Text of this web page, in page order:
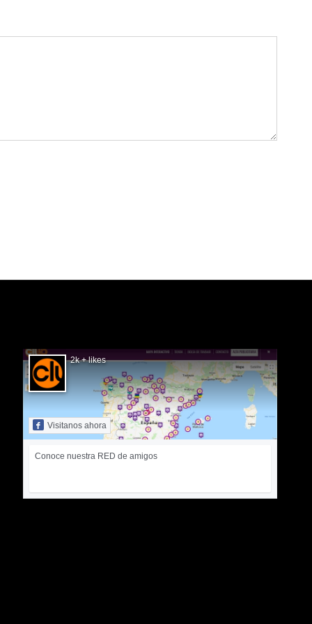
2k + likes
Visitanos ahora
Conoce nuestra RED de amigos